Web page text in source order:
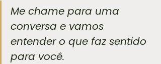
Me chame para uma
conversa e vamos
entender o que faz sentido
para você.